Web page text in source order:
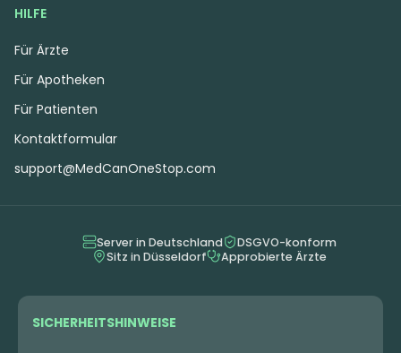
Galactic Cake
6.94 € 4.19 €
HILFE
Für Ärzte
Für Apotheken
Für Patienten
Kontaktformular
support@MedCanOneStop.com
Server in Deutschland
DSGVO-konform
Sitz in Düsseldorf
Approbierte Ärzte
SICHERHEITSHINWEISE